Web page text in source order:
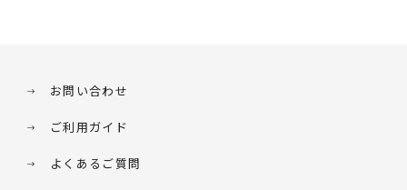
お問い合わせ
ご利用ガイド
よくあるご質問